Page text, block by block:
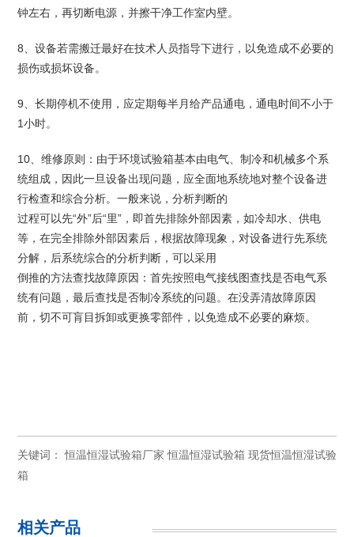
钟左右，再切断电源，并擦干净工作室内壁。
8、设备若需搬迁最好在技术人员指导下进行，以免造成不必要的
损伤或损坏设备。
9、长期停机不使用，应定期每半月给产品通电，通电时间不小于
1小时。
10、维修原则：由于环境试验箱基本由电气、制冷和机械多个系
统组成，因此一旦设备出现问题，应全面地系统地对整个设备进
行检查和综合分析。一般来说，分析判断的
过程可以先“外”后“里”，即首先排除外部因素，如冷却水、供电
等，在完全排除外部因素后，根据故障现象，对设备进行先系统
分解，后系统综合的分析判断，可以采用
倒推的方法查找故障原因：首先按照电气接线图查找是否电气系
统有问题，最后查找是否制冷系统的问题。在没弄清故障原因
前，切不可肓目拆卸或更换零部件，以免造成不必要的麻烦。
关键词：恒温恒湿试验箱厂家 恒温恒湿试验箱 现货恒温恒湿试验
箱
相关产品